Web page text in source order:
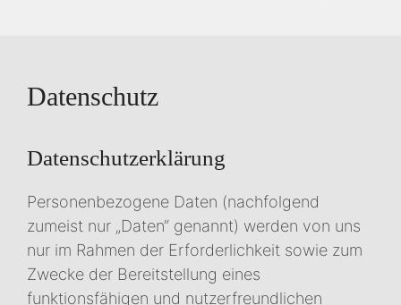
Datenschutz
Datenschutzerklärung
Personenbezogene Daten (nachfolgend
zumeist nur „Daten“ genannt) werden von uns
nur im Rahmen der Erforderlichkeit sowie zum
Zwecke der Bereitstellung eines
funktionsfähigen und nutzerfreundlichen